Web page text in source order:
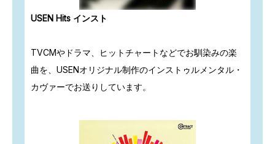
USEN Hits インスト
TVCMやドラマ、ヒットチャートなどでお馴染みの楽
曲を、USENオリジナル制作のインストゥルメンタル・
カヴァーでお送りしています。